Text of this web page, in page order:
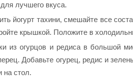
лучшего вкуса.
йогурт тахини, смешайте все
крышкой. Положите в
из огурцов и редиса в большой
Добавьте огурец, редис и
на стол.